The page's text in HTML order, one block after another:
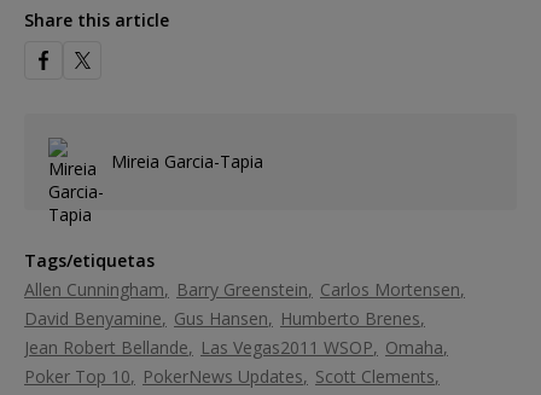
Share this article
Mireia Garcia-Tapia
Tags/etiquetas
Allen Cunningham
Barry Greenstein
Carlos Mortensen
David Benyamine
Gus Hansen
Humberto Brenes
Jean Robert Bellande
Las Vegas2011 WSOP
Omaha
Poker Top 10
PokerNews Updates
Scott Clements